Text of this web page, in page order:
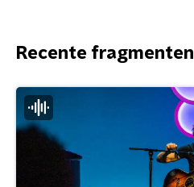
Recente fragmenten